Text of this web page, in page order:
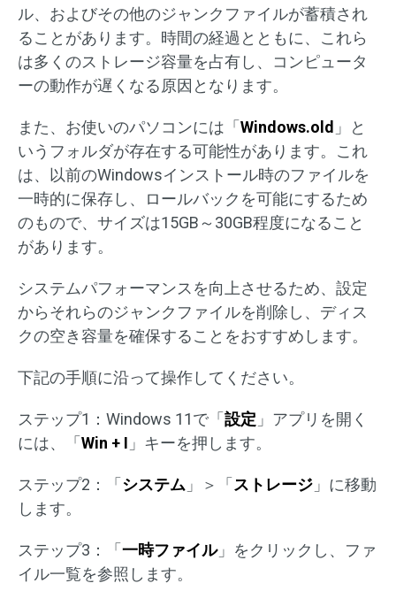
ル、およびその他のジャンクファイルが蓄積され
ることがあります。時間の経過とともに、これら
は多くのストレージ容量を占有し、コンピュータ
ーの動作が遅くなる原因となります。
また、お使いのパソコンには「Windows.old 」と
いうフォルダが存在する可能性があります。これ
は、以前のWindowsインストール時のファイルを
一時的に保存し、ロールバックを可能にするため
のもので、サイズは15GB～30GB程度になること
があります。
システムパフォーマンスを向上させるため、設定
からそれらのジャンクファイルを削除し、ディス
クの空き容量を確保することをおすすめします。
下記の手順に沿って操作してください。
ステップ1：Windows 11で「設定 」アプリを開く
には、「Win + I 」キーを押します。
ステップ2：「システム 」＞「ストレージ 」に移動
します。
ステップ3：「一時ファイル」をクリックし、ファ
イル一覧を参照します。